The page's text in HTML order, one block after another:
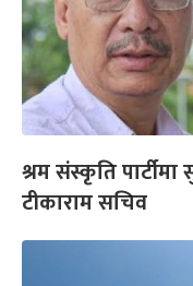
श्रम संस्कृति
टीकाराम सचिव